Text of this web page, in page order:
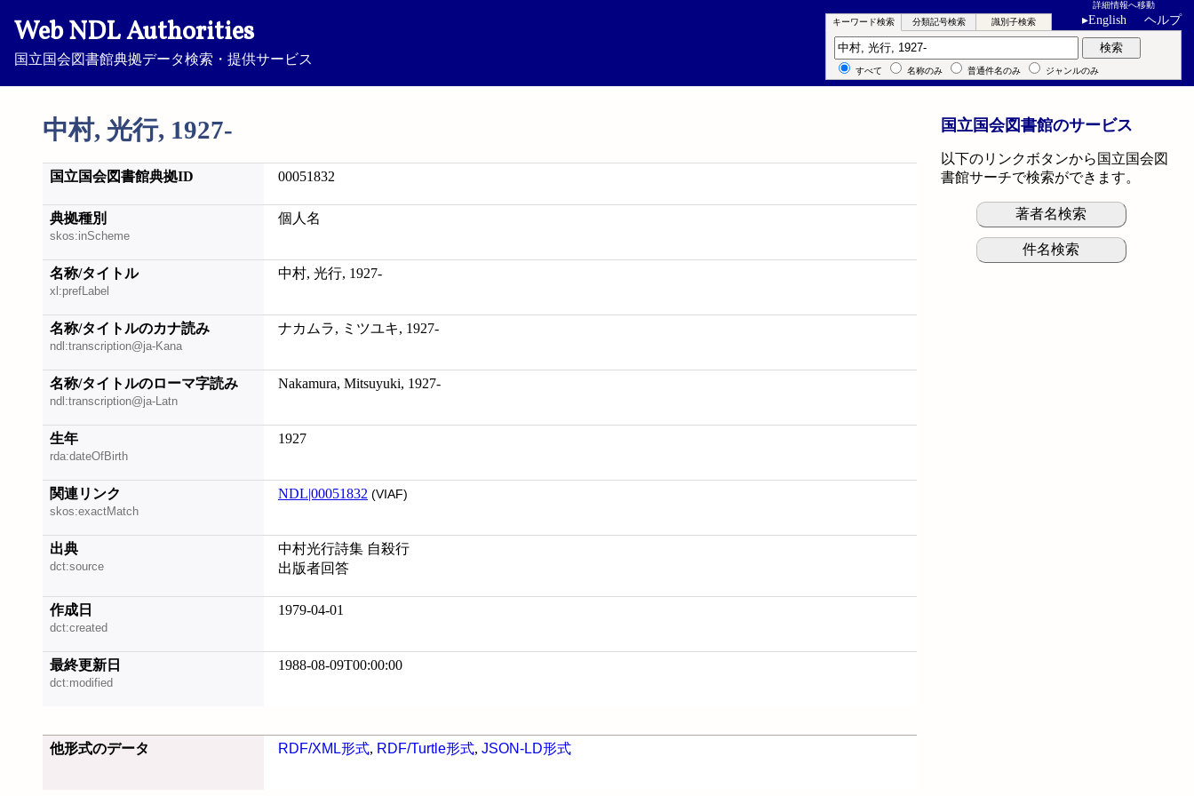
Web NDL Authorities
国立国会図書館典拠データ検索・提供サービス
詳細情報へ移動
▸English ヘルプ
中村, 光行, 1927-
キーワード検索 分類記号検索 識別子検索
キーワード検索 検索
すべて 名称のみ 普通件名のみ ジャンルのみ
国立国会図書館典拠ID 00051832
典拠種別
skos:inScheme
個人名
名称/タイトル
xl:prefLabel
中村, 光行, 1927-
名称/タイトルのカナ読み
ndl:transcription@ja-Kana
ナカムラ, ミツユキ, 1927-
名称/タイトルのローマ字読み
ndl:transcription@ja-Latn
Nakamura, Mitsuyuki, 1927-
生年
rda:dateOfBirth
1927
関連リンク
skos:exactMatch
NDL|00051832 (VIAF)
出典
dct:source
中村光行詩集 自殺行
出版者回答
作成日
dct:created
1979-04-01
最終更新日
dct:modified
1988-08-09T00:00:00
他形式のデータ RDF/XML形式, RDF/Turtle形式, JSON-LD形式
国立国会図書館のサービス
以下のリンクボタンから国立国会図
書館サーチで検索ができます。
著者名検索
件名検索